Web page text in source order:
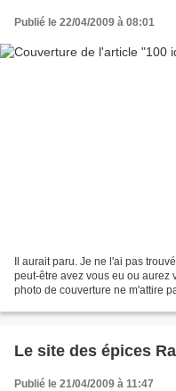
Publié le 22/04/2009 à 08:01
Il aurait paru. Je ne l'ai pas
peut-être avez vous eu ou aurez
photo de couverture ne m'attire
Le site des épices
Publié le 21/04/2009 à 11:47